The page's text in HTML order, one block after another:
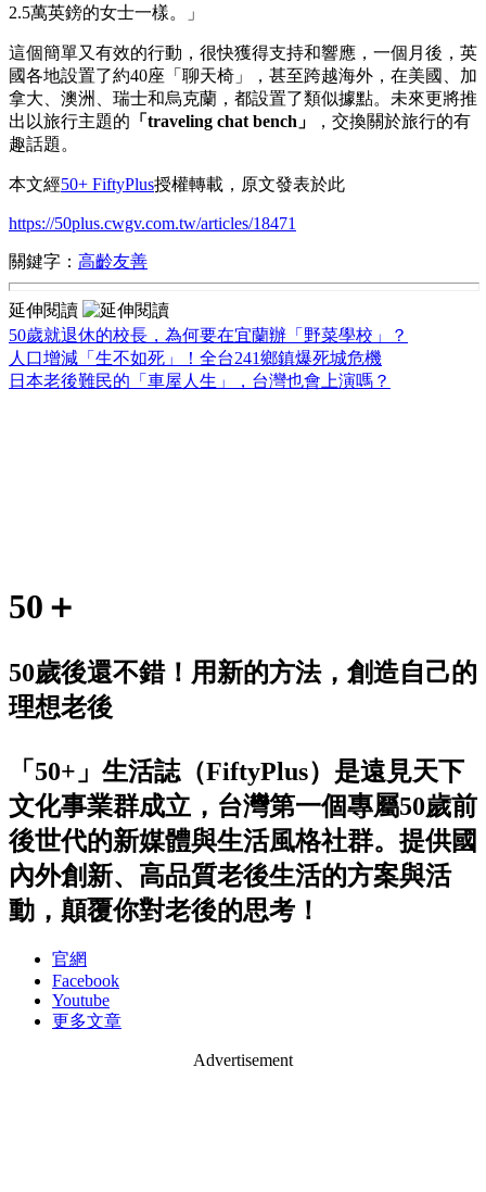
2.5萬英鎊的女士一樣。」
這個簡單又有效的行動，很快獲得支持和響應，一個月後，英
國各地設置了約40座「聊天椅」，甚至跨越海外，在美國、加
拿大、澳洲、瑞士和烏克蘭，都設置了類似據點。未來更將推
出以旅行主題的 「traveling chat bench」
，交換關於旅行的有
趣話題。
本文經50+ FiftyPlus授權轉載，原文發表於此
https://50plus.cwgv.com.tw/articles/18471
關鍵字： 高齡友善
延伸閱讀
50歲就退休的校長，為何要在宜蘭辦「野菜學校」？
人口增減「生不如死」！全台241鄉鎮爆死城危機
日本老後難民的「車屋人生」，台灣也會上演嗎？
50＋
50歲後還不錯！用新的方法，創造自己的
理想老後
「50+」生活誌（FiftyPlus）是遠見天下
文化事業群成立，台灣第一個專屬50歲前
後世代的新媒體與生活風格社群。提供國
內外創新、高品質老後生活的方案與活
動，顛覆你對老後的思考！
官網
Facebook
Youtube
更多文章
Advertisement